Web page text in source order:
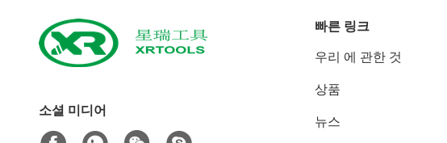
소셜 미디어
빠른 링크
우리 에 관한 것
상품
뉴스